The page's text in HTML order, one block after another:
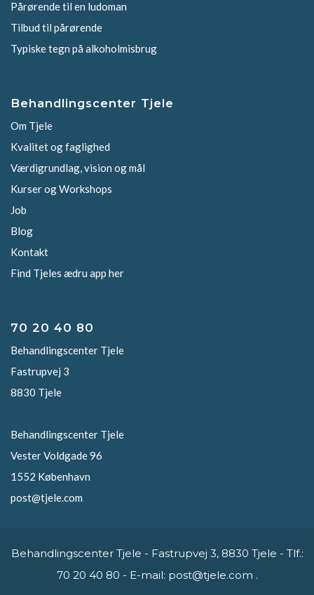
Pårørende til en ludoman
Tilbud til pårørende
Typiske tegn på alkoholmisbrug
Behandlingscenter Tjele
Om Tjele
Kvalitet og faglighed
Værdigrundlag, vision og mål
Kurser og Workshops
Job
Blog
Kontakt
Find Tjeles ædru app her
70 20 40 80
Behandlingscenter Tjele
Fastrupvej 3
8830 Tjele
Behandlingscenter Tjele
Vester Voldgade 96
1552 København
post@tjele.com
Behandlingscenter Tjele - Fastrupvej 3, 8830 Tjele - Tlf.:
70 20 40 80 - E-mail: post@tjele.com